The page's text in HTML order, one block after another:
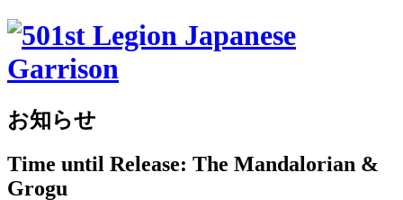
お知らせ
Time until Release: The Mandalorian &
Grogu